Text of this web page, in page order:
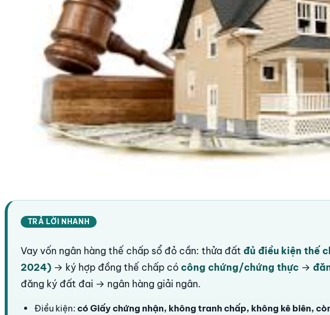
TRẢ LỜI NHANH
Vay vốn ngân hàng thế chấp sổ đỏ cần: thửa đấtđủ điều kiện thế
2024) → ký hợp đồng thế chấp cócông chứng/chứng thực →
đăng ký đất đai → ngân hàng giải ngân.
Điều kiện: có Giấy chứng nhận, không tranh chấp, không kê biên,